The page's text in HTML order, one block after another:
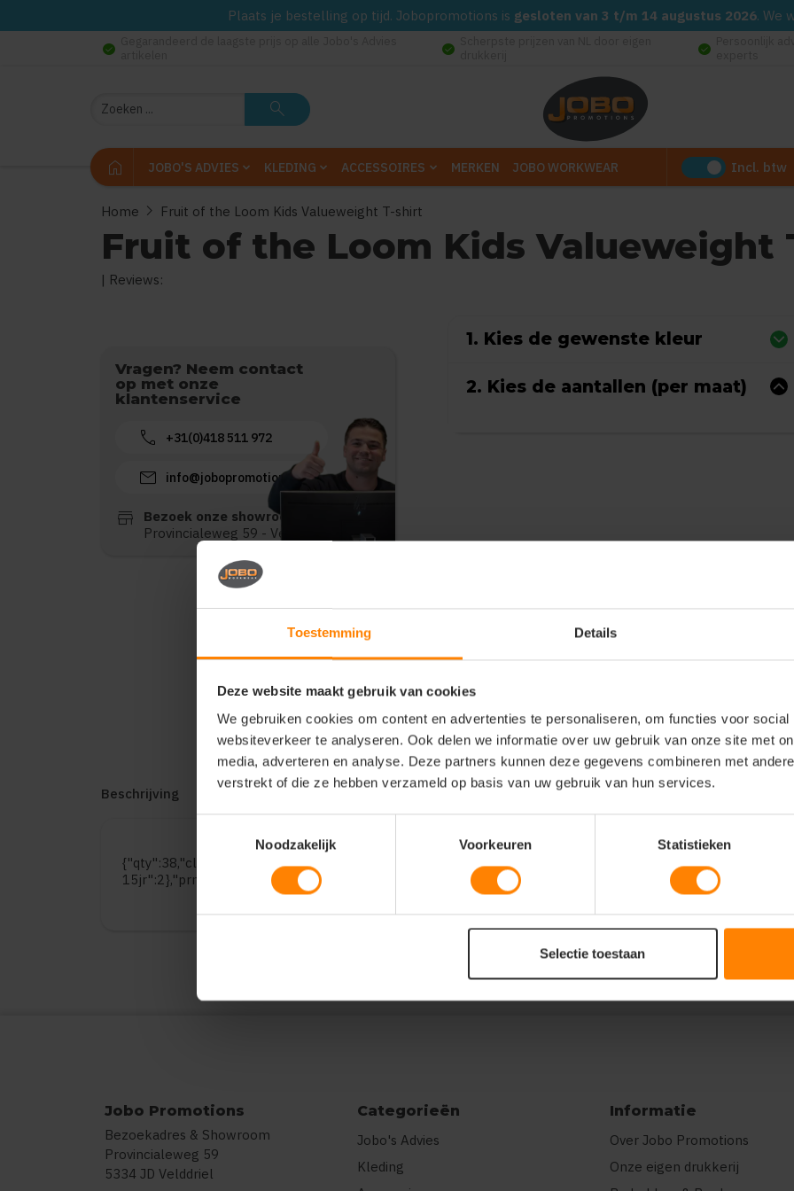
Toestemming Details
Deze website maakt gebruik van cookies
We gebruiken cookies om content en advertenties te personaliseren, om functies voor social
websiteverkeer te analyseren. Ook delen we informatie over uw gebruik van onze site met
media, adverteren en analyse. Deze partners kunnen deze gegevens combineren met
verstrekt of die ze hebben verzameld op basis van uw gebruik van hun services.
Noodzakelijk
Voorkeuren Statistieken
Selectie toestaan
Plaats je bestelling op tijd. Jobopromotions is gesloten van 3 t/m 14 augustus 2026. We
check_circle check_circle check_circle
Zoeken search
home JOBO'S ADVIES KLEDING ACCESSOIRES MERKEN JOBO WORKWEAR Incl. btw
Home chevron_right Fruit of the Loom Kids Valueweight T-shirt
Fruit of the Loom Kids Valueweight
| Reviews:
Vragen? Neem contact
op met onze
klantenservice
call +31(0)418 511 972
mail info@jobopromotions.nl
store
Bezoek onze showroom:
Provincialeweg 59 - Velddriel
1. Kies de gewenste kleur
2. Kies de aantallen (per maat)
Beschrijving
{"qty":38,"clr":"Kelly Green","szs":{"5-6jr":9,"7-8jr":10,"9-11jr":10,"12-13jr":7,"14-
15jr":2},"prnts":[{"pp":"Voorzijde","pt":"Bedrukking","ct":"E\u00e9n kleur"}]}
Jobo Promotions
Bezoekadres & Showroom
Provincialeweg 59
5334 JD Velddriel
Categorieën
Jobo's Advies
Kleding
Informatie
Over Jobo Promotions
Onze eigen drukkerij